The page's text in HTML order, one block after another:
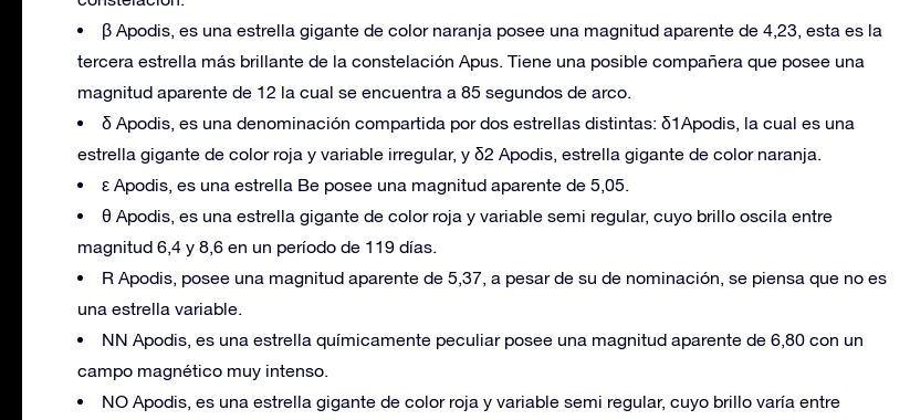
β Apodis, es una estrella gigante de color naranja posee una magnitud aparente de 4,23, esta es la
tercera estrella más brillante de la constelación Apus. Tiene una posible compañera que posee una
magnitud aparente de 12 la cual se encuentra a 85 segundos de arco.
δ Apodis, es una denominación compartida por dos estrellas distintas: δ1Apodis, la cual es una
estrella gigante de color roja y variable irregular, y δ2 Apodis, estrella gigante de color naranja.
ε Apodis, es una estrella Be posee una magnitud aparente de 5,05.
θ Apodis, es una estrella gigante de color roja y variable semi regular, cuyo brillo oscila entre
magnitud 6,4 y 8,6 en un período de 119 días.
R Apodis, posee una magnitud aparente de 5,37, a pesar de su de nominación, se piensa que no es
una estrella variable.
NN Apodis, es una estrella químicamente peculiar posee una magnitud aparente de 6,80 con un
campo magnético muy intenso.
NO Apodis, es una estrella gigante de color roja y variable semi regular, cuyo brillo varía entre